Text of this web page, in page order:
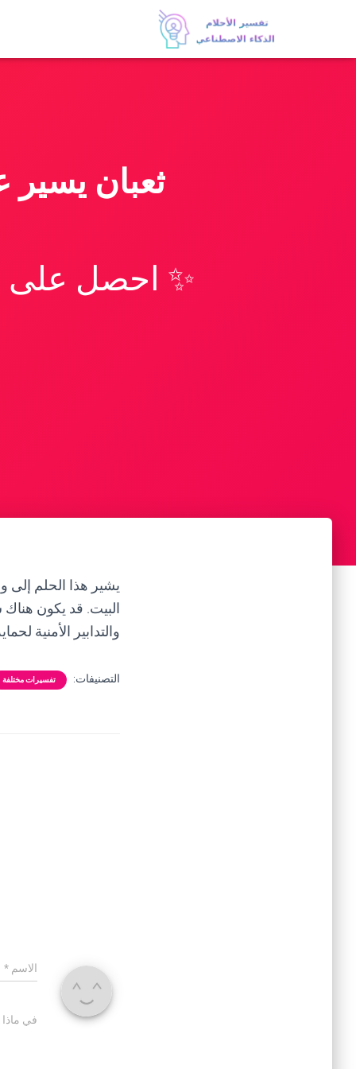
ثعبان
✨ احصل على
يشير هذا الحلم إلى
البيت. قد يكون
والتدابير الأمنية
التصنيفات: تفسيرات مختلفة
الاسم *
في